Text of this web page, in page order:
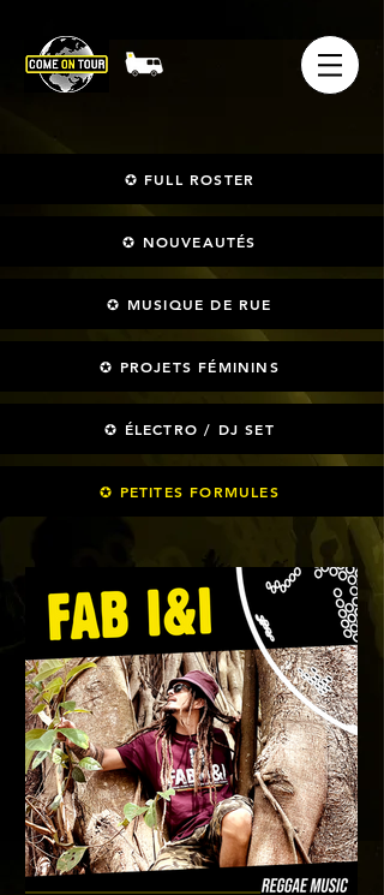
✪ FULL ROSTER
✪ NOUVEAUTÉS
✪ MUSIQUE DE RUE
✪ PROJETS FÉMININS
✪ ÉLECTRO / DJ SET
✪ PETITES FORMULES